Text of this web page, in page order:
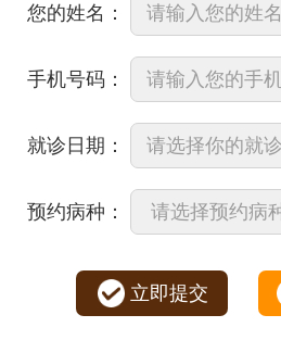
您的姓名：
手机号码：
就诊日期：
预约病种：
立即提交